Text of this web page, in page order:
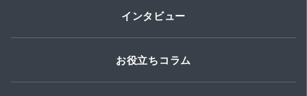
インタビュー
お役立ちコラム